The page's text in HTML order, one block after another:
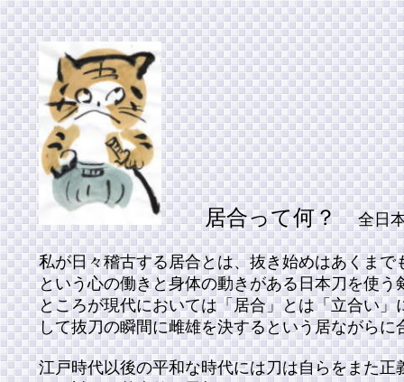
居合って何？全日
私が日々稽古する居合とは、抜き始めはあくま
という心の働きと身体の動きがある日本刀を使
ところが現代においては「居合」とは「立合い
して抜刀の瞬間に雌雄を決するという居ながらに
江戸時代以後の平和な時代には刀は自らをまた